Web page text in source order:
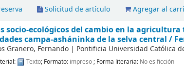
Solicitud de artículo
Agregar al
socio-ecológicos del cambio en la
campa-asháninka de la selva central /
Granero, Fernando | Pontificia Universidad Católica
Texto; Formato: impreso; Forma literaria: No es ficción